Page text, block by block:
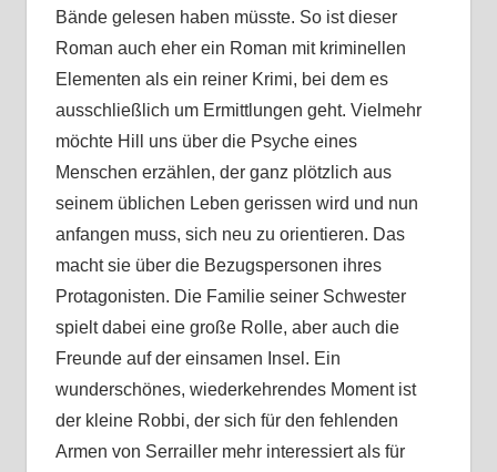
Bände gelesen haben müsste. So ist dieser
Roman auch eher ein Roman mit kriminellen
Elementen als ein reiner Krimi, bei dem es
ausschließlich um Ermittlungen geht. Vielmehr
möchte Hill uns über die Psyche eines
Menschen erzählen, der ganz plötzlich aus
seinem üblichen Leben gerissen wird und nun
anfangen muss, sich neu zu orientieren. Das
macht sie über die Bezugspersonen ihres
Protagonisten. Die Familie seiner Schwester
spielt dabei eine große Rolle, aber auch die
Freunde auf der einsamen Insel. Ein
wunderschönes, wiederkehrendes Moment ist
der kleine Robbi, der sich für den fehlenden
Armen von Serrailler mehr interessiert als für